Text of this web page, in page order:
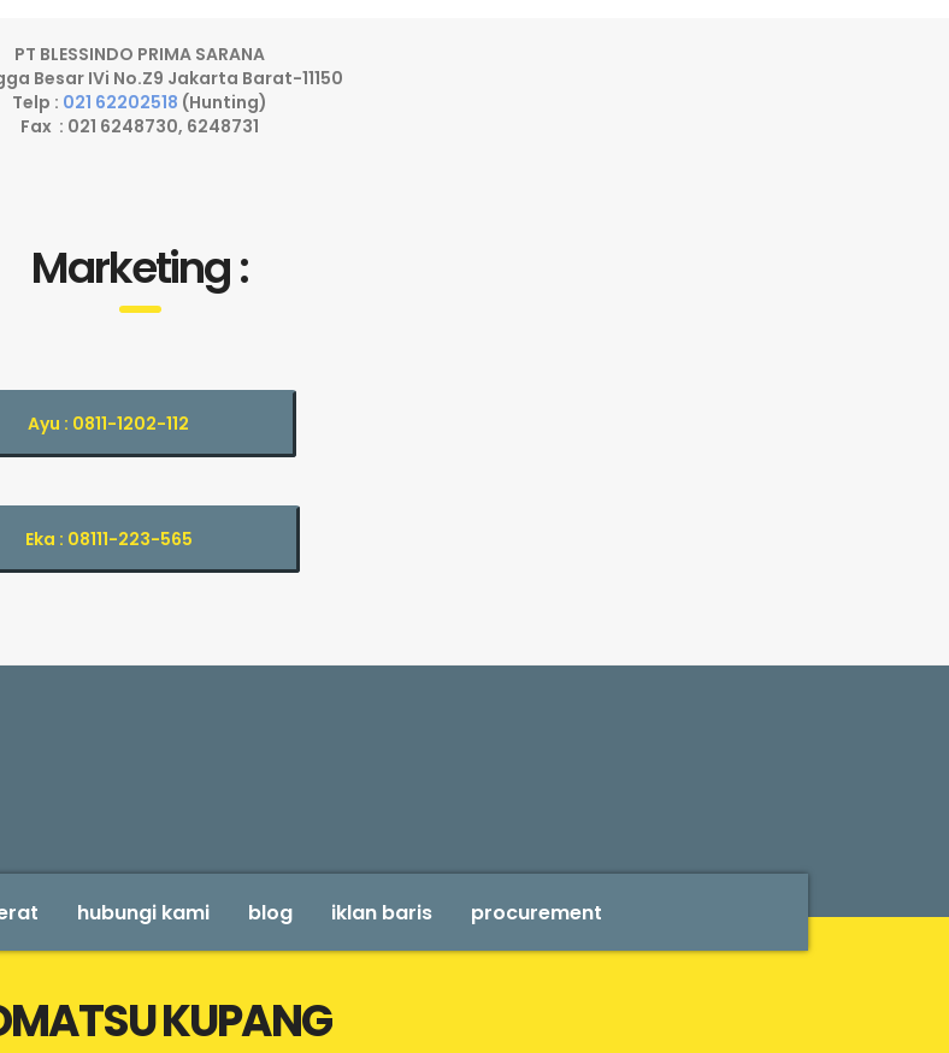
PT BLESSINDO PRIMA SARANA
Besar IVi No.Z9 Jakarta Barat-11150
Telp : 021 62202518 (Hunting)
Fax : 021 6248730, 6248731
Marketing :
Ayu : 0811-1202-112
Eka : 08111-223-565
hubungi kami blog iklan baris procurement
KUPANG